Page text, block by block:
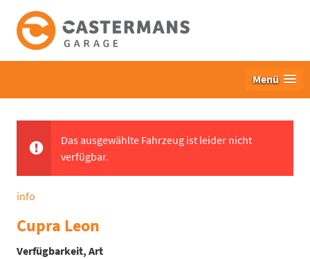
Menü
Das ausgewählte Fahrzeug ist leider nicht
verfügbar.
info
Cupra Leon
Verfügbarkeit, Art